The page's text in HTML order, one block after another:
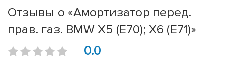
Отзывы о «Амортизатор перед.
прав. газ. BMW X5 (E70); X6 (E71)»
0.0